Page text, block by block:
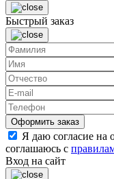
Быстрый заказ
Я даю согласие на
соглашаюсь с
Вход на сайт